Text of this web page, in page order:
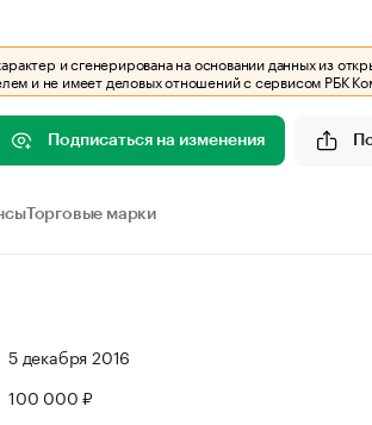
и сгенерирована на основании данных из
и не имеет деловых отношений с сервисом РБК
Подписаться на изменения
Торговые марки
5 декабря 2016
100 000 ₽